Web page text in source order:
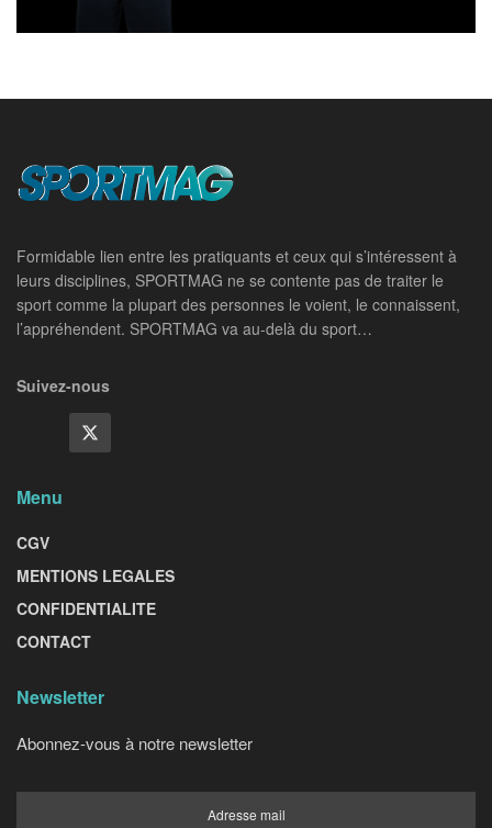
Formidable lien entre les pratiquants et ceux qui s’intéressent à
leurs disciplines, SPORTMAG ne se contente pas de traiter le
sport comme la plupart des personnes le voient, le connaissent,
l’appréhendent. SPORTMAG va au-delà du sport…
Suivez-nous
Menu
CGV
MENTIONS LEGALES
CONFIDENTIALITE
CONTACT
Newsletter
Abonnez-vous à notre newsletter